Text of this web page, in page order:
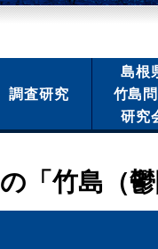
調査研究
島根
竹島
研究
「竹島（